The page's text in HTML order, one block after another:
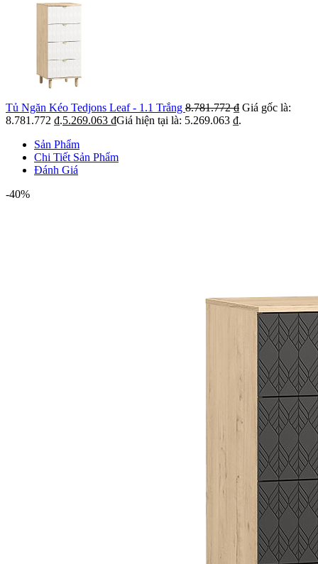
Tủ Ngăn Kéo Tedjons Leaf - 1.1 Trắng 8.781.772₫ Giá gốc là:
8.781.772 ₫.5.269.063 ₫Giá hiện tại là: 5.269.063 ₫.
Sản Phẩm
Chi Tiết Sản Phẩm
Đánh Giá
-40%